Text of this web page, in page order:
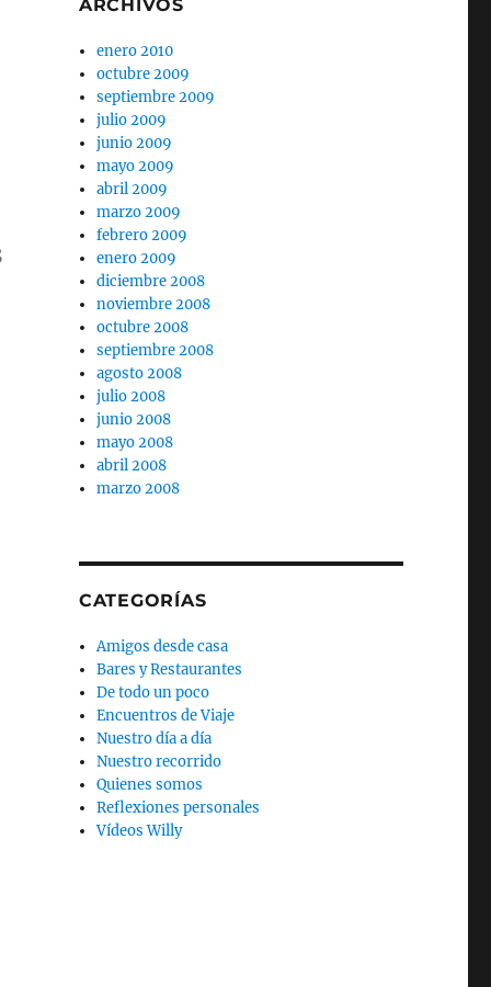
ARCHIVOS
enero 2010
octubre 2009
septiembre 2009
julio 2009
junio 2009
mayo 2009
abril 2009
marzo 2009
febrero 2009
enero 2009
diciembre 2008
noviembre 2008
octubre 2008
septiembre 2008
agosto 2008
julio 2008
junio 2008
mayo 2008
abril 2008
marzo 2008
CATEGORÍAS
Amigos desde casa
Bares y Restaurantes
De todo un poco
Encuentros de Viaje
Nuestro día a día
Nuestro recorrido
Quienes somos
Reflexiones personales
Vídeos Willy